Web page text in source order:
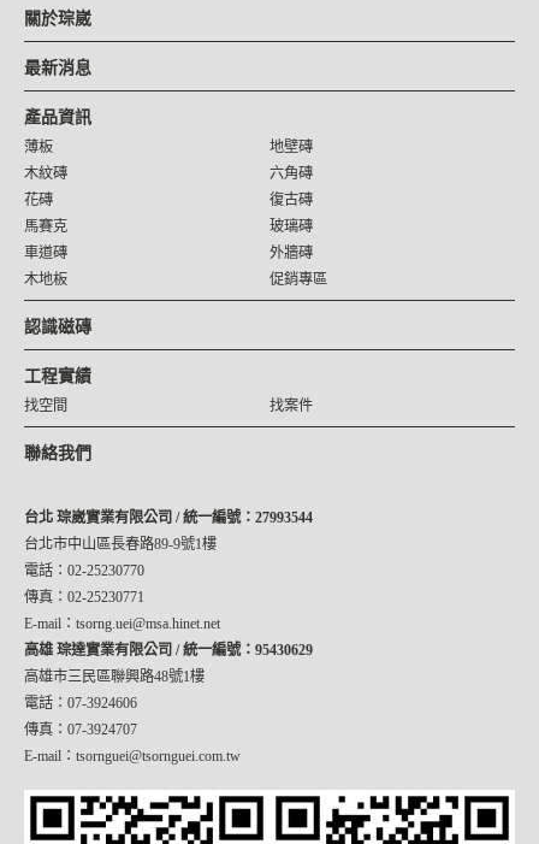
關於琮崴
最新消息
產品資訊
薄板
地壁磚
木紋磚
六角磚
花磚
復古磚
馬賽克
玻璃磚
車道磚
外牆磚
木地板
促銷專區
認識磁磚
工程實績
找空間 找案件
聯絡我們
台北 琮崴實業有限公司 / 統一編號：27993544
台北市中山區長春路89-9號1樓
電話：02-25230770
傳真：02-25230771
E-mail：tsorng.uei@msa.hinet.net
高雄 琮達實業有限公司 / 統一編號：95430629
高雄市三民區聯興路48號1樓
電話：07-3924606
傳真：07-3924707
E-mail：tsornguei@tsornguei.com.tw